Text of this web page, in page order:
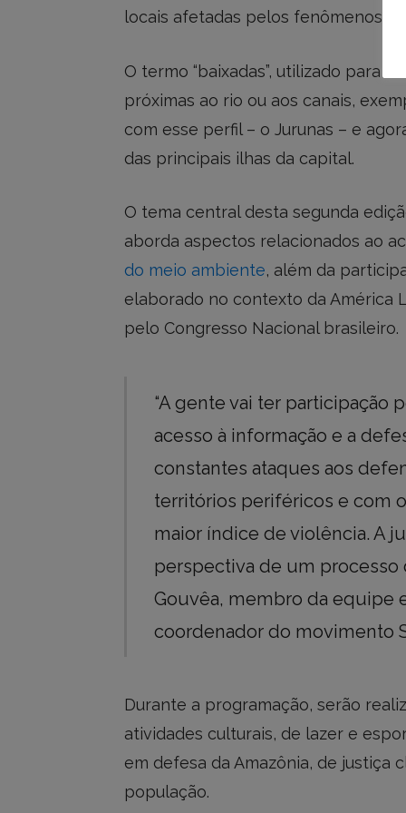
locais afetadas pelos fenômenos
O termo “baixadas”, utilizado para
próximas ao rio ou aos canais,
com esse perfil – o Jurunas – e
das principais ilhas da capital.
O tema central desta segunda
aborda aspectos relacionados ao
do meio ambiente, além da
elaborado no contexto da América
pelo Congresso Nacional brasileiro.
“A gente vai ter participação
acesso à informação e a
constantes ataques aos
territórios periféricos e com
maior índice de violência. A
perspectiva de um processo
Gouvêa, membro da equipe
coordenador do movimento
Durante a programação, serão
atividades culturais, de lazer e
em defesa da Amazônia, de justiça
população.